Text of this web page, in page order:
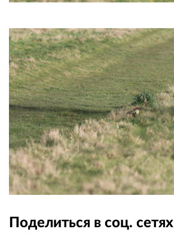
Поделиться в соц. сетях